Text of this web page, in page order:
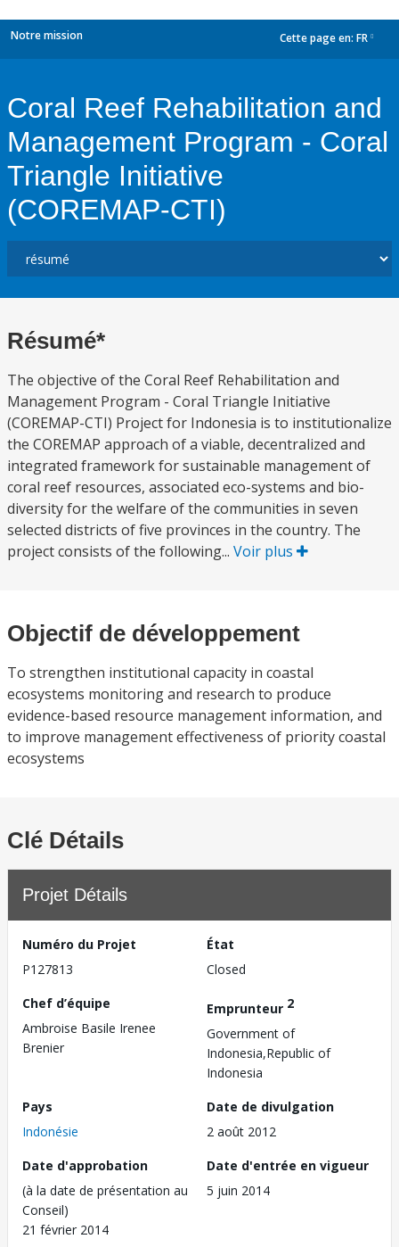
Notre mission Cette page en: FR
Coral Reef Rehabilitation and
Management Program - Coral
Triangle Initiative
(COREMAP-CTI)
Résumé*
The objective of the Coral Reef Rehabilitation and
Management Program - Coral Triangle Initiative
(COREMAP-CTI) Project for Indonesia is to institutionalize
the COREMAP approach of a viable, decentralized and
integrated framework for sustainable management of
coral reef resources, associated eco-systems and bio-
diversity for the welfare of the communities in seven
selected districts of five provinces in the country. The
project consists of the following... Voir plus
Objectif de développement
To strengthen institutional capacity in coastal
ecosystems monitoring and research to produce
evidence-based resource management information, and
to improve management effectiveness of priority coastal
ecosystems
Clé Détails
Projet Détails
Numéro du Projet
P127813
État
Closed
Chef d’équipe
Ambroise Basile Irenee
Brenier
Emprunteur 2
Government of
Indonesia,Republic of
Indonesia
Pays
Indonésie
Date de divulgation
2 août 2012
Date d'approbation
(à la date de présentation au
Conseil)
21 février 2014
Date d'entrée en vigueur
5 juin 2014